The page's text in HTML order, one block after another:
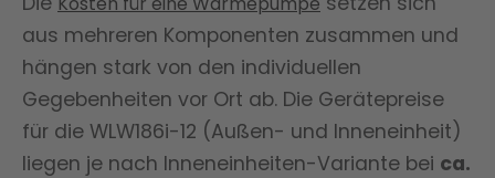
aus mehreren Komponenten zusammen und
hängen stark von den individuellen
Gegebenheiten vor Ort ab. Die Gerätepreise
für die WLW186i-12 (Außen- und Inneneinheit)
liegen je nach Inneneinheiten-Variante bei ca.